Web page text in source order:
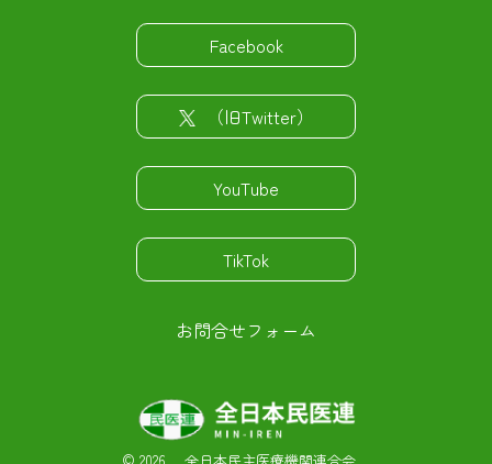
Facebook
（旧Twitter）
YouTube
TikTok
お問合せフォーム